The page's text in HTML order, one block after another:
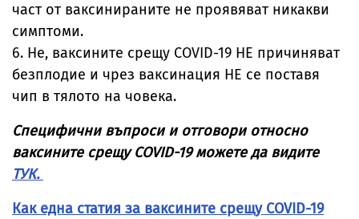
част от ваксинираните не проявяват никакви
симптоми.
6. Не, ваксините срещу COVID-19 НЕ причиняват
безплодие и чрез ваксинация НЕ се поставя
чип в тялото на човека.
Специфични въпроси и отговори относно
ваксините срещу COVID-19 можете да видите
ТУК.
Как една статия за ваксините срещу COVID-19